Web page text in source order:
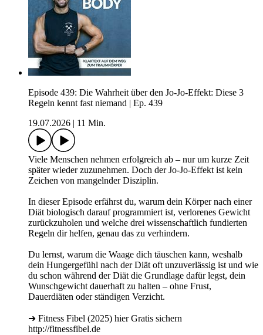
Episode 439: Die Wahrheit über den Jo-Jo-Effekt: Diese 3
Regeln kennt fast niemand | Ep. 439
19.07.2026
11 Min.
Viele Menschen nehmen erfolgreich ab – nur um kurze Zeit
später wieder zuzunehmen. Doch der Jo-Jo-Effekt ist kein
Zeichen von mangelnder Disziplin.
In dieser Episode erfährst du, warum dein Körper nach einer
Diät biologisch darauf programmiert ist, verlorenes Gewicht
zurückzuholen und welche drei wissenschaftlich fundierten
Regeln dir helfen, genau das zu verhindern.
Du lernst, warum die Waage dich täuschen kann, weshalb
dein Hungergefühl nach der Diät oft unzuverlässig ist und wie
du schon während der Diät die Grundlage dafür legst, dein
Wunschgewicht dauerhaft zu halten – ohne Frust,
Dauerdiäten oder ständigen Verzicht.
➜ Fitness Fibel (2025) hier Gratis sichern
http://fitnessfibel.de